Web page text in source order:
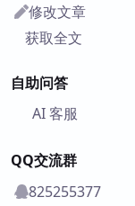
例
修改文章
获取全文
自助问答
AI 客服
QQ交流群
825255377